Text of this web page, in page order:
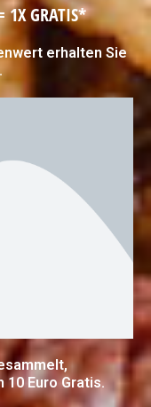
1X GRATIS*
erhalten Sie
10 Euro Gratis.